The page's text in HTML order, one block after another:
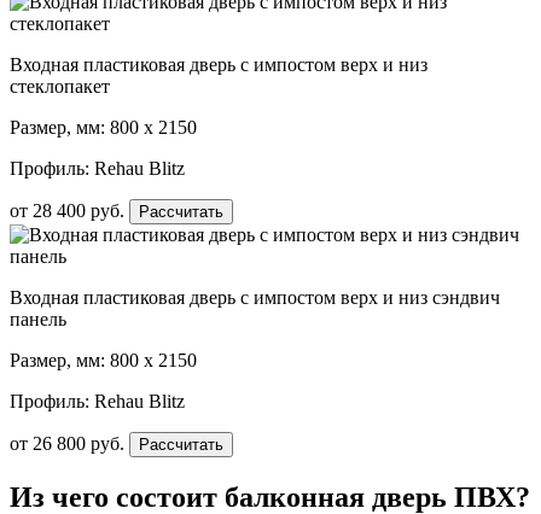
Входная пластиковая дверь с импостом верх и низ
стеклопакет
Размер, мм: 800 х 2150
Профиль: Rehau Blitz
от 28 400 руб. Рассчитать
Входная пластиковая дверь с импостом верх и низ сэндвич
панель
Размер, мм: 800 х 2150
Профиль: Rehau Blitz
от 26 800 руб. Рассчитать
Из чего состоит балконная дверь ПВХ?